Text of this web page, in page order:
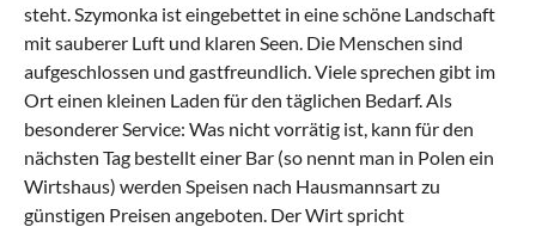
steht. Szymonka ist eingebettet in eine schöne Landschaft
mit sauberer Luft und klaren Seen. Die Menschen sind
aufgeschlossen und gastfreundlich. Viele sprechen gibt im
Ort einen kleinen Laden für den täglichen Bedarf. Als
besonderer Service: Was nicht vorrätig ist, kann für den
nächsten Tag bestellt einer Bar (so nennt man in Polen ein
Wirtshaus) werden Speisen nach Hausmannsart zu
günstigen Preisen angeboten. Der Wirt spricht